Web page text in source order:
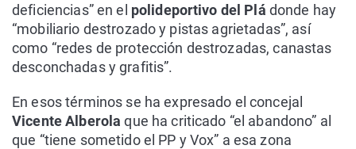
deficiencias” en el polideportivo del Plá donde hay
“mobiliario destrozado y pistas agrietadas”, así
como “redes de protección destrozadas, canastas
desconchadas y grafitis”.
En esos términos se ha expresado el concejal
Vicente Alberola que ha criticado “el abandono” al
que “tiene sometido el PP y Vox” a esa zona